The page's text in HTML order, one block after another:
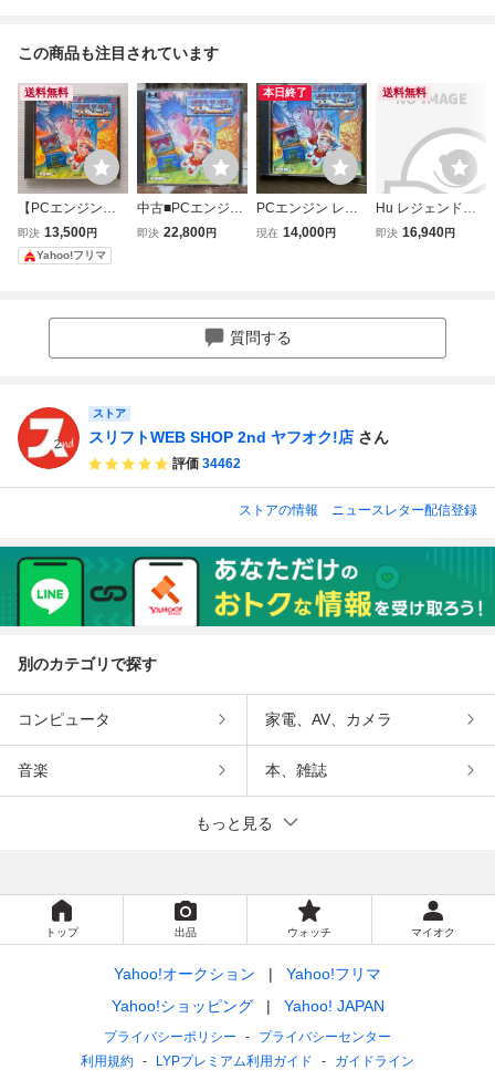
この商品も注目されています
送料無料
【PCエンジン】
レジェンド・オ
ブ・ヒーロー・ト
ンマ(動作確認済
即決 13,500円
Yahoo!フリマ
中古■PCエンジン
■HuCARD■レジ
イレム■irem■PC
Engine■HE syste
即決 22,800円
本日終了
PCエンジン レジ
ェンド オブ ヒー
現在 14,000円
送料無料
Hu レジェンドオ
ブヒーロートンマ/
即決 16,940円
質問する
ストア
スリフトWEB SHOP 2nd ヤフオク!店 さん
評価 34462
ストアの情報 ニュースレター配信登録
別のカテゴリで探す
コンピュータ 家電、AV、カメラ
音楽 本、雑誌
もっと見る
トップ 出品 ウォッチ マイオク
Yahoo!オークション
Yahoo!フリマ
Yahoo!ショッピング
Yahoo! JAPAN
プライバシーポリシー
プライバシーセンター
利用規約
LYPプレミアム利用ガイド ガイドライン